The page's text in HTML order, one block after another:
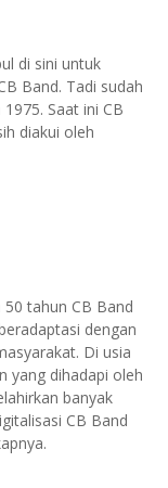
di sini untuk
Band. Tadi sudah
Saat ini CB
diakui oleh
tahun CB Band
dengan
Di usia
yang dihadapi oleh
banyak
CB Band